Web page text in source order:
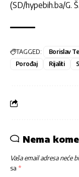
(SD/hypebih.ba/G.
TAGGED: Borislav
Porođaj
Rijaliti
Nema
Vaša email adresa neće
sa *